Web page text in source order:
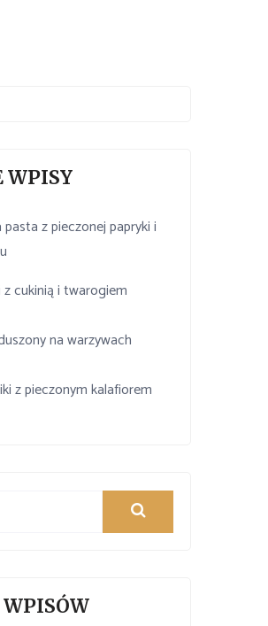
WPISY
z pieczonej papryki i
cukinią i twarogiem
na warzywach
z pieczonym kalafiorem